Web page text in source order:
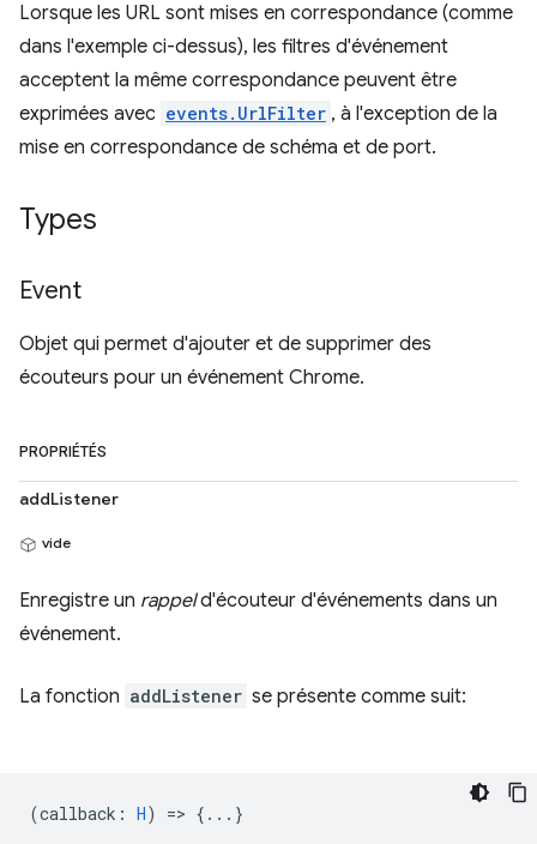
Lorsque les URL sont mises en correspondance (comme
dans l'exemple ci-dessus), les filtres d'événement
acceptent la même correspondance peuvent être
exprimées avec events.UrlFilter , à l'exception de la
mise en correspondance de schéma et de port.
Types
Event
Objet qui permet d'ajouter et de supprimer des
écouteurs pour un événement Chrome.
PROPRIÉTÉS
addListener
vide
Enregistre un rappeld'écouteur d'événements dans un
événement.
La fonction addListener se présente comme suit:
(callback : H) => {...}